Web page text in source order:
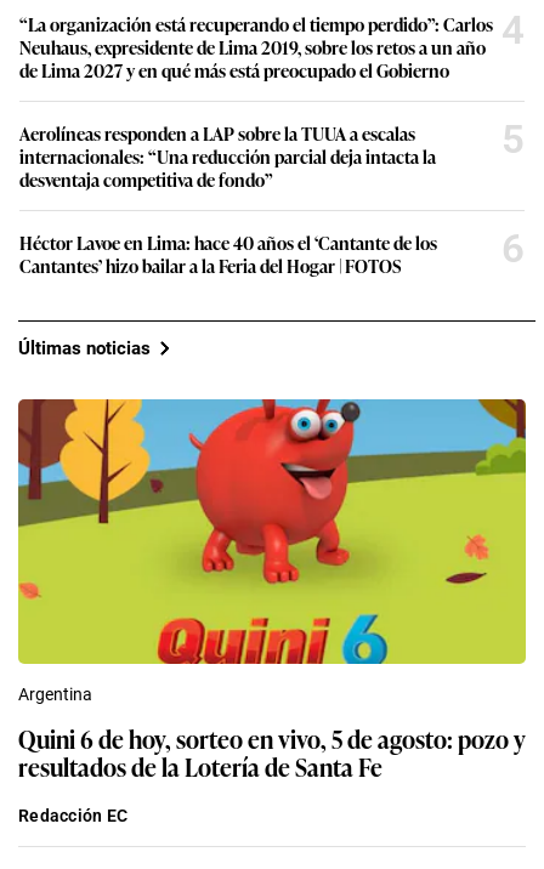
“La organización está recuperando el tiempo perdido”: Carlos
Neuhaus, expresidente de Lima 2019, sobre los retos a un año
de Lima 2027 y en qué más está preocupado el Gobierno
4
Aerolíneas responden a LAP sobre la TUUA a escalas
internacionales: “Una reducción parcial deja intacta la
desventaja competitiva de fondo”
5
Héctor Lavoe en Lima: hace 40 años el ‘Cantante de los
Cantantes’ hizo bailar a la Feria del Hogar | FOTOS
6
Últimas noticias
Argentina
Quini 6 de hoy, sorteo en vivo, 5 de agosto: pozo y
resultados de la Lotería de Santa Fe
Redacción EC